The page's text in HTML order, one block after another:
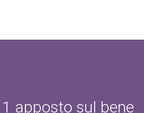
apposto sul bene